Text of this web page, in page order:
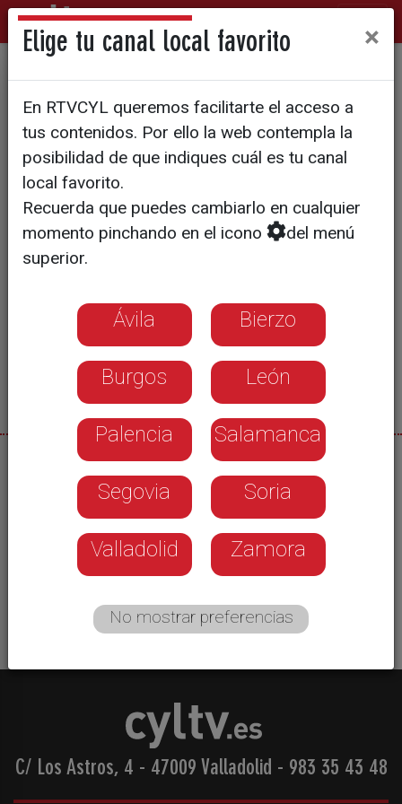
Toni García: 'El mercado va
lento'
07/07/2026
El Numancia sigue en busca de fichajes para
completar su plantilla la próxima temporada. De
momento cuenta ya con siete nombres, aunque
en el Club reconocen dificultades para atraer
C/ Los Astros, 4 - 47009 Valladolid - 983 35 43 48
Elige tu canal local favorito ×
En RTVCYL queremos facilitarte el acceso a
tus contenidos. Por ello la web contempla la
posibilidad de que indiques cuál es tu canal
local favorito.
Recuerda que puedes cambiarlo en cualquier
momento pinchando en el icono
del menú
superior.
Ávila Bierzo
Burgos León
Palencia Salamanca
Segovia Soria
Valladolid Zamora
No mostrar preferencias